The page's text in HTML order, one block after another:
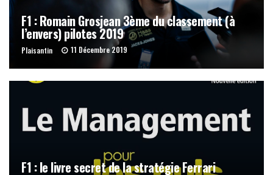
F1 : Romain Grosjean 3ème du classement (à
l’envers) pilotes 2019
Plaisantin 11 Décembre 2019
F1 : le livre secret de la stratégie Ferrari